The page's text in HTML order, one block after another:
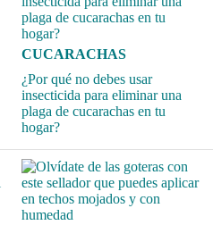
CUCARACHAS
¿Por qué no debes usar
insecticida para eliminar una
plaga de cucarachas en tu
hogar?